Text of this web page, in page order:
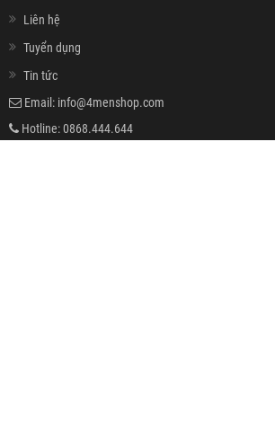
Liên hệ
Tuyển dụng
Tin tức
Email: info@4menshop.com
Hotline:0868.444.644